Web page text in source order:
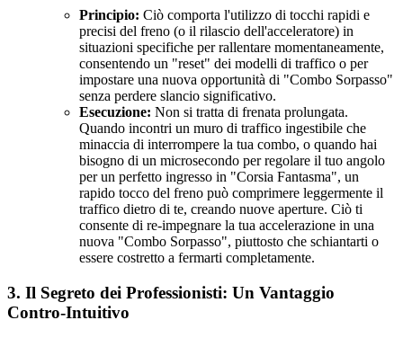
Principio: Ciò comporta l'utilizzo di tocchi rapidi e
precisi del freno (o il rilascio dell'acceleratore) in
situazioni specifiche per rallentare momentaneamente,
consentendo un "reset" dei modelli di traffico o per
impostare una nuova opportunità di "Combo Sorpasso"
senza perdere slancio significativo.
Esecuzione: Non si tratta di frenata prolungata.
Quando incontri un muro di traffico ingestibile che
minaccia di interrompere la tua combo, o quando hai
bisogno di un microsecondo per regolare il tuo angolo
per un perfetto ingresso in "Corsia Fantasma", un
rapido tocco del freno può comprimere leggermente il
traffico dietro di te, creando nuove aperture. Ciò ti
consente di re-impegnare la tua accelerazione in una
nuova "Combo Sorpasso", piuttosto che schiantarti o
essere costretto a fermarti completamente.
3. Il Segreto dei Professionisti: Un Vantaggio
Contro-Intuitivo